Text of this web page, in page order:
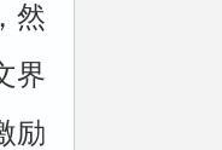
然
界
励